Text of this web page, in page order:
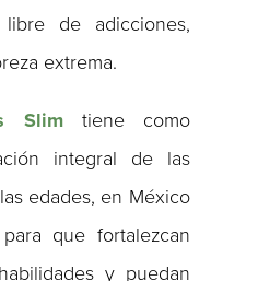
de adicciones,
extrema.
Slimtiene como
integral de las
edades, en México
que fortalezcan
y puedan